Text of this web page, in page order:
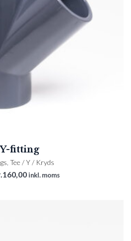
Y-fitting
Tee / Y / Kryds
160,00inkl. moms